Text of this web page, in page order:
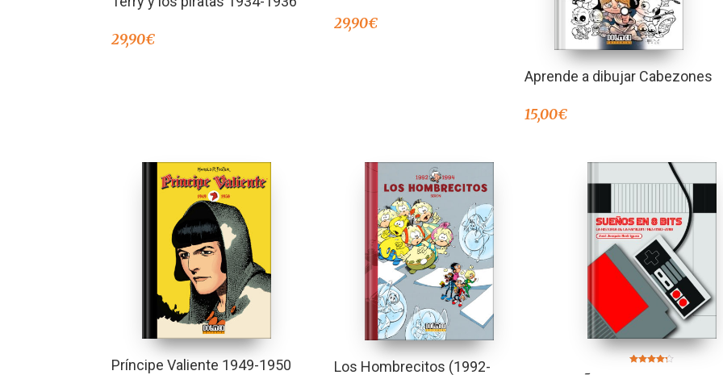
3.67
29,90€
29,90€
Aprende a dibujar Cabezones
15,00€
Príncipe Valiente 1949-1950
Los Hombrecitos (1992-